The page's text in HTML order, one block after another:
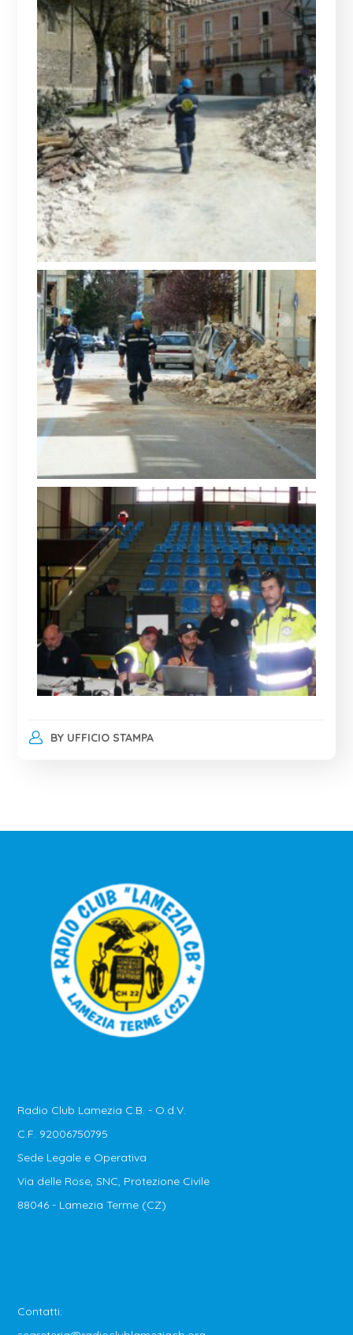
BY UFFICIO STAMPA
Radio Club Lamezia C.B. - O.d.V.
C.F. 92006750795
Sede Legale e Operativa
Via delle Rose, SNC, Protezione Civile
88046 - Lamezia Terme (CZ)
Contatti: